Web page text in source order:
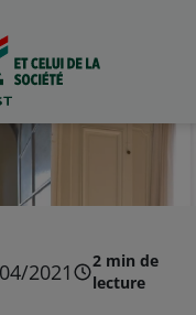
2021
2 min de
lecture